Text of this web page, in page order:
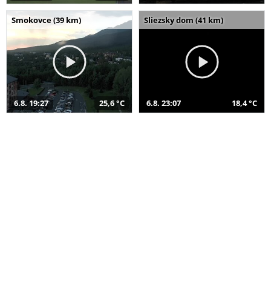
Smokovce (39 km)
6.8. 19:27 25,6 °C
Sliezsky dom (41 km)
6.8. 23:07 18,4 °C